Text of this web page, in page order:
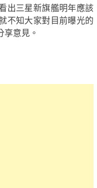
出三星新旗艦明年應該
不知大家對目前曝光的
意見。